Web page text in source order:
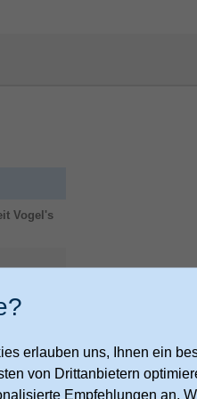
Vogel's
Montage
erlauben uns, Ihnen ein
von Drittanbietern
Empfehlungen an.